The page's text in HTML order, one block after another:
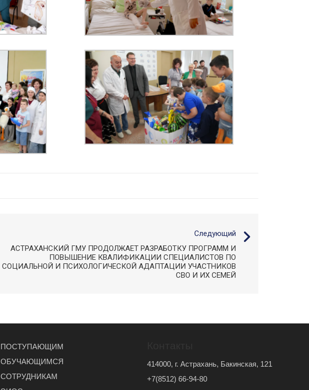
Следующий
АСТРАХАНСКИЙ ГМУ ПРОДОЛЖАЕТ РАЗРАБОТКУ ПРОГРАММ И
ПОВЫШЕНИЕ КВАЛИФИКАЦИИ СПЕЦИАЛИСТОВ ПО
СОЦИАЛЬНОЙ И ПСИХОЛОГИЧЕСКОЙ АДАПТАЦИИ УЧАСТНИКОВ
СВО И ИХ СЕМЕЙ
ПОСТУПАЮЩИМ
ОБУЧАЮЩИМСЯ
СОТРУДНИКАМ
414000, г. Астрахань, Бакинская, 121
+7(8512) 66-94-80